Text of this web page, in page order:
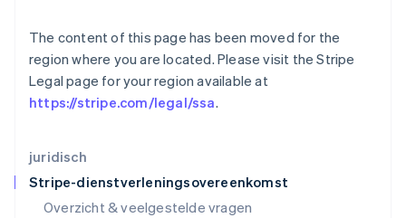
juridisch
Stripe-dienstverleningsovereenkomst
Overzicht & veelgestelde vragen
The content of this page has been moved for the
region where you are located. Please visit the Stripe
Legal page for your region available at
https://stripe.com/legal/ssa.
Letland
English
Liechtenstein
Litouwen
Luxemburg
Français
Maleisië
English简体中文